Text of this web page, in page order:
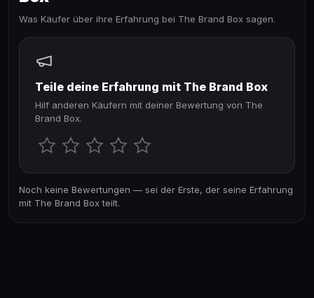
Was Käufer über ihre Erfahrung bei The Brand Box sagen.
Teile deine Erfahrung mit The Brand Box
Hilf anderen Käufern mit deiner Bewertung von The
Brand Box.
Noch keine Bewertungen — sei der Erste, der seine Erfahrung
mit The Brand Box teilt.